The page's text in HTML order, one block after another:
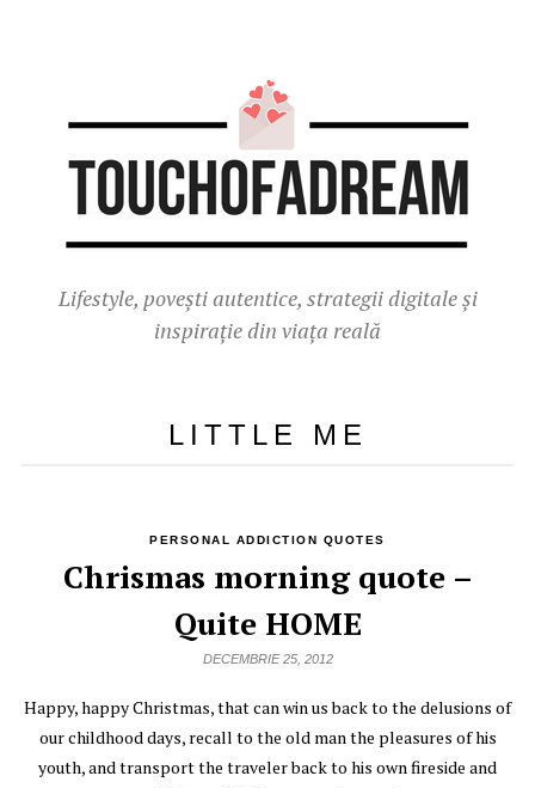
Lifestyle, povești autentice, strategii digitale și
inspirație din viața reală
LITTLE ME
PERSONAL ADDICTION QUOTES
Chrismas morning quote –
Quite HOME
DECEMBRIE 25, 2012
Happy, happy Christmas, that can win us back to the delusions of
our childhood days, recall to the old man the pleasures of his
youth, and transport the traveler back to his own fireside and